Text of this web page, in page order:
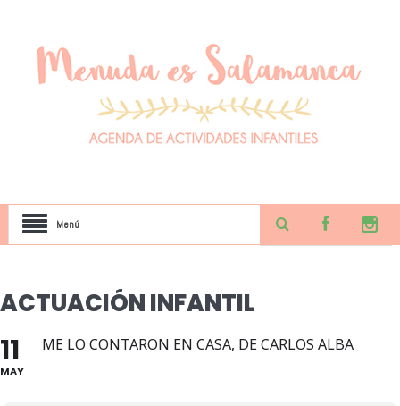
Menú
ACTUACIÓN INFANTIL
11
MAY
ME LO CONTARON EN CASA, DE CARLOS ALBA